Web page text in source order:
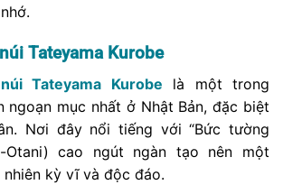
Tateyama Kurobe
Tateyama Kurobe là một trong
ngoạn mục nhất ở Nhật Bản, đặc biệt
Nơi đây nổi tiếng với “Bức tường
Otani) cao ngút ngàn tạo nên một
nhiên kỳ vĩ và độc đáo.